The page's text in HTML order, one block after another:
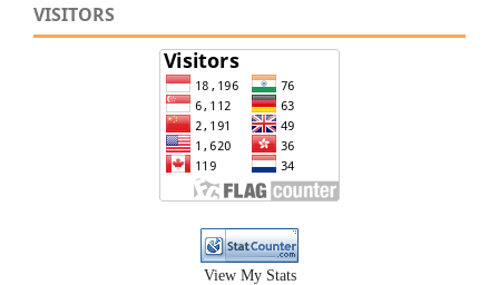
VISITORS
View My Stats